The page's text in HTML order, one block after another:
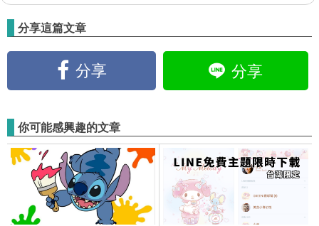
分享這篇文章
分享 分享
你可能感興趣的文章